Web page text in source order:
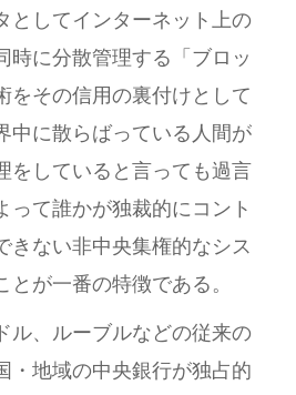
としてインターネット上の
時に分散管理する「ブロッ
をその信用の裏付けとして
中に散らばっている人間が
をしていると言っても過言
って誰かが独裁的にコント
きない非中央集権的なシス
が一番の特徴である。
ル、ルーブルなどの従来の
・地域の中央銀行が独占的